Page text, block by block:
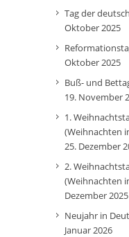
Tag der
Oktober 2025
Oktober 2025
Buß- und
19. November
1.
(Weihnachten
25. Dezember
2.
(Weihnachten
Dezember 2025
Neujahr in
Januar 2026